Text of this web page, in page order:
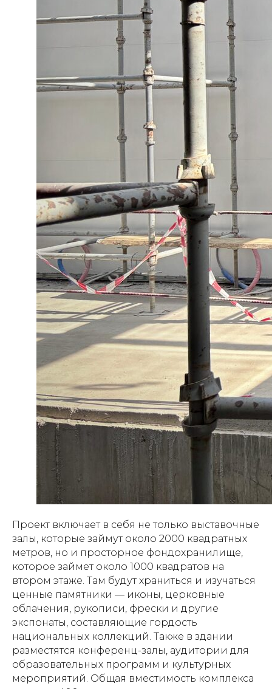
Проект включает в себя не только выставочные
залы, которые займут около 2000 квадратных
метров, но и просторное фондохранилище,
которое займет около 1000 квадратов на
втором этаже. Там будут храниться и изучаться
ценные памятники — иконы, церковные
облачения, рукописи, фрески и другие
экспонаты, составляющие гордость
национальных коллекций. Также в здании
разместятся конференц-залы, аудитории для
образовательных программ и культурных
мероприятий. Общая вместимость комплекса